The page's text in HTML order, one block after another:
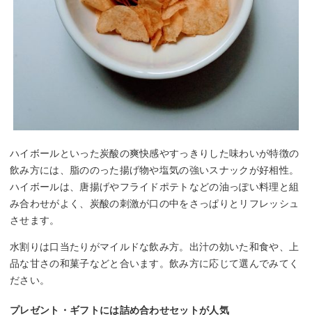
ハイボールといった炭酸の爽快感やすっきりした味わいが特徴の
飲み方には、脂ののった揚げ物や塩気の強いスナックが好相性。
ハイボールは、唐揚げやフライドポテトなどの油っぽい料理と組
み合わせがよく、炭酸の刺激が口の中をさっぱりとリフレッシュ
させます。
水割りは口当たりがマイルドな飲み方。出汁の効いた和食や、上
品な甘さの和菓子などと合います。飲み方に応じて選んでみてく
ださい。
プレゼント・ギフトには詰め合わせセットが人気